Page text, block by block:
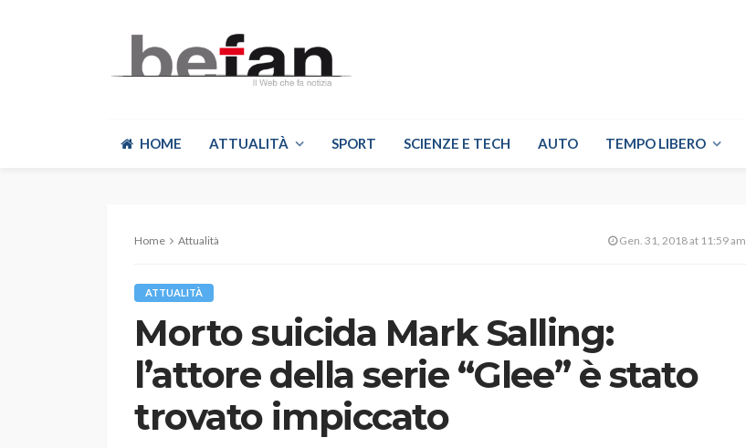
HOME ATTUALITÀ SPORT SCIENZE E TECH AUTO TEMPO LIBERO
Home Attualità Gen. 31, 2018 at 11:59 am
ATTUALITÀ
Morto suicida Mark Salling:
l’attore della serie “Glee” è stato
trovato impiccato